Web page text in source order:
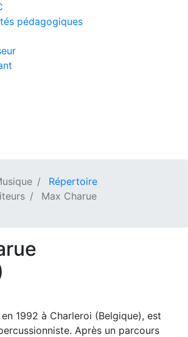
pédagogiques
Répertoire
Max Charue
en 1992 à Charleroi (Belgique), est
Après un parcours